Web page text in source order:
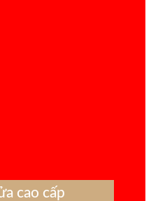
cao cấp